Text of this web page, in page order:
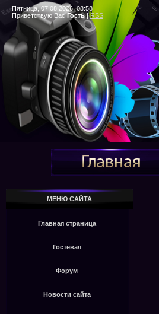
Пятница, 07.08.2026, 08:58
Приветствую Вас Гость|RSS
МЕНЮ САЙТА
Главная страница
Гостевая
Форум
Новости сайта